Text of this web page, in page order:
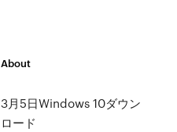
About
3月5日Windows 10ダウン
ロード